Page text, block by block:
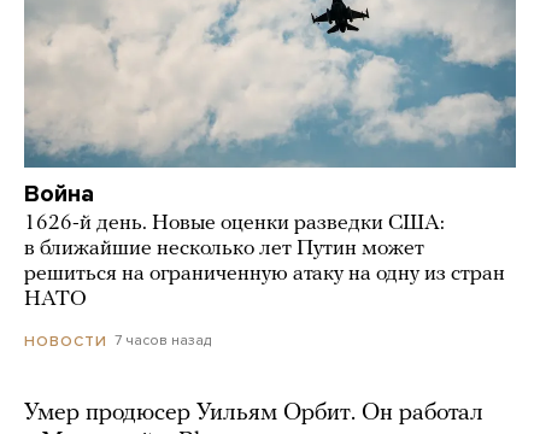
Война
1626-й день. Новые оценки разведки США:
в ближайшие несколько лет Путин может
решиться на ограниченную атаку на одну из стран
НАТО
НОВОСТИ 7 часов назад
Умер продюсер Уильям Орбит. Он работал